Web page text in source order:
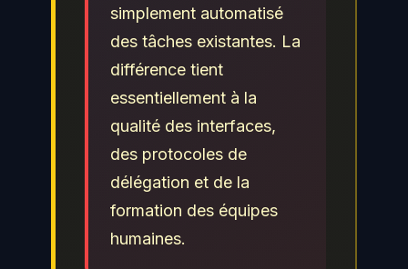
simplement automatisé
des tâches existantes. La
différence tient
essentiellement à la
qualité des interfaces,
des protocoles de
délégation et de la
formation des équipes
humaines.